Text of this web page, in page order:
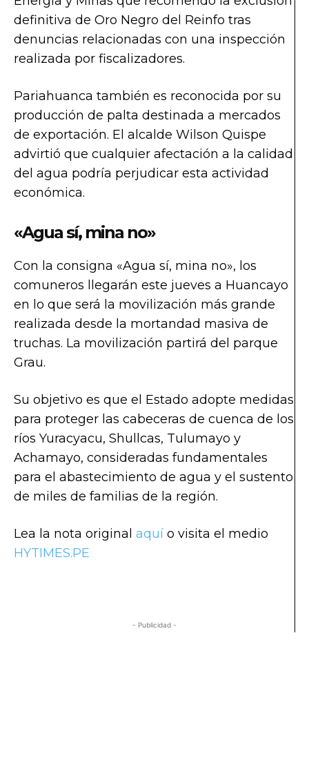
definitiva de Oro Negro del Reinfo tras
denuncias relacionadas con una inspección
realizada por fiscalizadores.
Pariahuanca también es reconocida por su
producción de palta destinada a mercados
de exportación. El alcalde Wilson Quispe
advirtió que cualquier afectación a la calidad
del agua podría perjudicar esta actividad
económica.
«Agua sí, mina no»
Con la consigna «Agua sí, mina no», los
comuneros llegarán este jueves a Huancayo
en lo que será la movilización más grande
realizada desde la mortandad masiva de
truchas. La movilización partirá del parque
Grau.
Su objetivo es que el Estado adopte medidas
para proteger las cabeceras de cuenca de los
ríos Yuracyacu, Shullcas, Tulumayo y
Achamayo, consideradas fundamentales
para el abastecimiento de agua y el sustento
de miles de familias de la región.
Lea la nota original aquí o visita el medio
HYTIMES.PE
- Publicidad -